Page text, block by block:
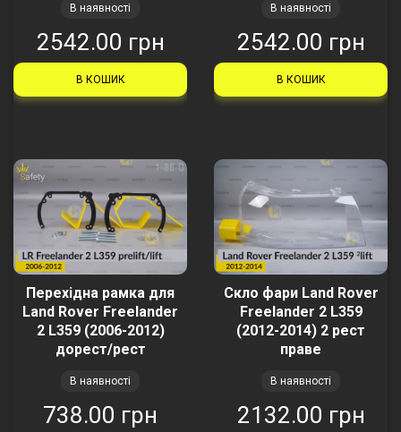
В наявності
2542.00 грн
В КОШИК
В наявності
2542.00 грн
В КОШИК
Перехідна рамка для
Land Rover Freelander
2 L359 (2006-2012)
дорест/рест
В наявності
738.00 грн
Скло фари Land Rover
Freelander 2 L359
(2012-2014) 2 рест
праве
В наявності
2132.00 грн